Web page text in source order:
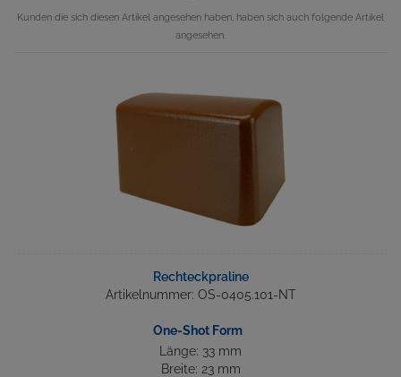
Kunden die sich diesen Artikel angesehen haben, haben sich auch folgende Artikel
angesehen.
Rechteckpraline
Artikelnummer: OS-0405.101-NT
One-Shot Form
Länge: 33 mm
Breite: 23 mm